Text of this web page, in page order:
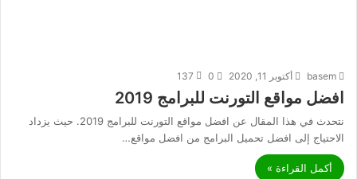
basem أكتوبر 11, 2020 0
137
افضل مواقع التورنت للبرامج 2019
نتحدث في هذا المقال عن افضل مواقع التورنت للبرامج 2019. حيث يزداد
الاحتياج إلى افضل تحميل البرامج من افضل مواقع…
أكمل القراءة »